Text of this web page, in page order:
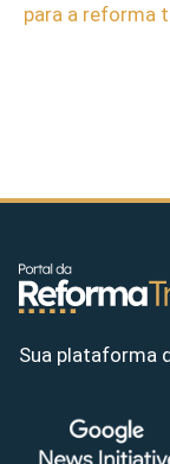
para a reforma
Sua plataforma